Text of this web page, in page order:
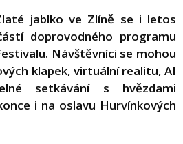
jablko ve Zlíně se i letos
doprovodného programu
Návštěvníci se mohou
klapek, virtuální realitu, AI
setkávání s hvězdami
i na oslavu Hurvínkových